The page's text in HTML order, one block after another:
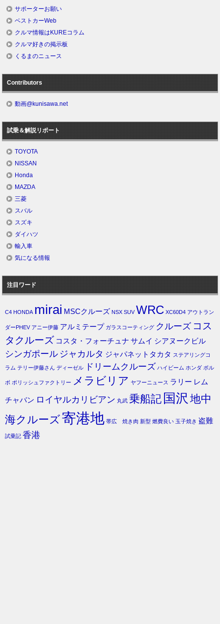
サポーターお願い
ベストカーWeb
クルマ情報はKUREコラム
クルマ好きの掲示板
くるまのニュース
Contributors
動画@kunisawa.net
試乗＆解説リポート
TOYOTA
NISSAN
Honda
MAZDA
三菱
スバル
スズキ
ダイハツ
輸入車
気になる情報
注目ワード
C4 HONDA mirai MSCクルーズ NSX SUV WRC XC60D4 アウトラン
ダーPHEV アニー伊藤 アルミテープ ガラスコーティング クルーズ コス
タクルーズ コスタ・フォーチュナ サムイ シアヌークビル
シンガポール ジャカルタ ジャパネットタカタ ステアリングコ
ラム テリー伊藤さん ディーゼル ドリームクルーズ ハイビーム ホンダ ボル
ボ ポリッシュファクトリー メラビリア ヤフーニュース ラリー レム
チャバン ロイヤルカリビアン 丸武 乗船記 国沢 地中
海クルーズ寄港地 帯広 焼き肉 新型 燃費良い 玉子焼き 盗難
試乗記 香港